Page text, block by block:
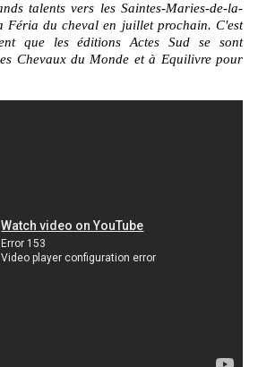
talents vers les Saintes-Maries-de-la-
Féria du cheval en juillet prochain. C'est
que les éditions Actes Sud se sont
Chevaux du Monde et à Equilivre pour